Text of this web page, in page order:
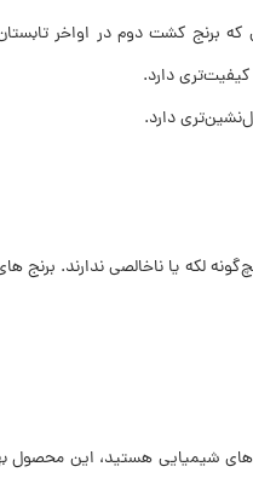
برنج کشت دوم در اواخر
دارد.
دارد.
لکه یا ناخالصی ندارند.
شیمیایی هستید، این